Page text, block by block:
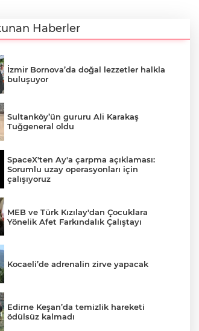
Haberler
İzmir Bornova’da doğal lezzetler halkla
buluşuyor
Sultanköy’ün gururu Ali Karakaş
Tuğgeneral oldu
SpaceX'ten Ay'a çarpma açıklaması:
Sorumlu uzay operasyonları için
çalışıyoruz
MEB ve Türk Kızılay'dan Çocuklara
Yönelik Afet Farkındalık Çalıştayı
Kocaeli’de adrenalin zirve yapacak
Edirne Keşan’da temizlik hareketi
ödülsüz kalmadı